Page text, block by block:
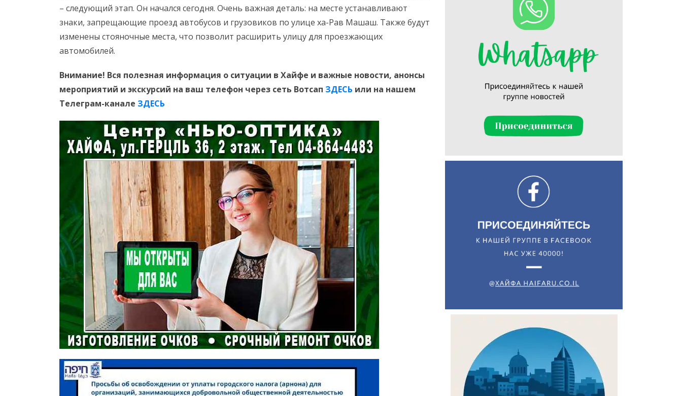
Искать
– следующий этап. Он начался сегодня. Очень важная деталь: на месте устанавливают
знаки, запрещающие проезд автобусов и грузовиков по улице ха-Рав Машаш. Также будут
изменены стояночные места, что позволит расширить улицу для проезжающих
автомобилей.
Внимание! Вся полезная информация о ситуации в Хайфе и важные новости, анонсы
мероприятий и экскурсий на ваш телефон через сеть Вотсап ЗДЕСЬ или на нашем
Телеграм-канале ЗДЕСЬ